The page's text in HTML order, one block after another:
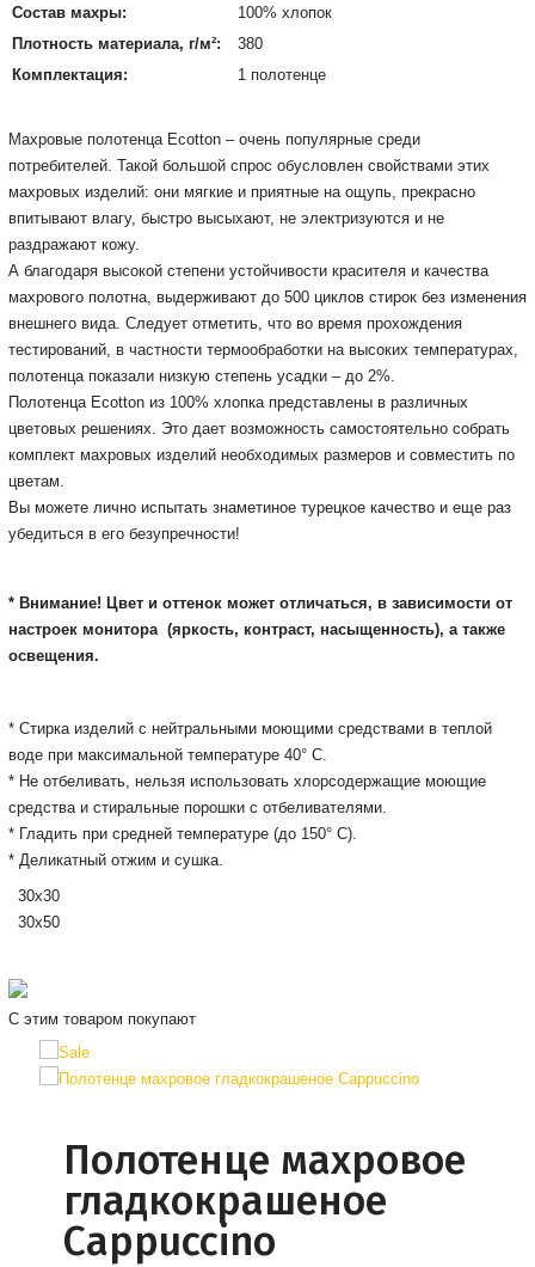
Состав махры:
100% хлопок
Плотность материала, г/м²:
380
Комплектация:
1 полотенце
Махровые полотенца Ecotton – очень популярные среди
потребителей. Такой большой спрос обусловлен свойствами этих
махровых изделий: они мягкие и приятные на ощупь, прекрасно
впитывают влагу, быстро высыхают, не электризуются и не
раздражают кожу.
А благодаря высокой степени устойчивости красителя и качества
махрового полотна, выдерживают до 500 циклов стирок без изменения
внешнего вида. Следует отметить, что во время прохождения
тестирований, в частности термообработки на высоких температурах,
полотенца показали низкую степень усадки – до 2%.
Полотенца Ecotton из 100% хлопка представлены в различных
цветовых решениях. Это дает возможность самостоятельно собрать
комплект махровых изделий необходимых размеров и совместить по
цветам.
Вы можете лично испытать знаметиное турецкое качество и еще раз
убедиться в его безупречности!
* Внимание! Цвет и оттенок может отличаться, в зависимости от
настроек монитора(яркость, контраст, насыщенность), а также
освещения.
* Стирка изделий с нейтральными моющими средствами в теплой
воде при максимальной температуре 40° С.
* Не отбеливать, нельзя использовать хлорсодержащие моющие
средства и стиральные порошки с отбеливателями.
* Гладить при средней температуре (до 150° С).
* Деликатный отжим и сушка.
30х30
30х50
С этим товаром покупают
Полотенце махровое
гладкокрашеное
Cappuccino